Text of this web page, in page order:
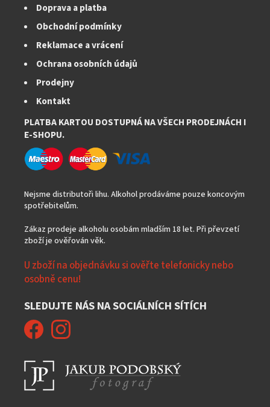
Doprava a platba
Obchodní podmínky
Reklamace a vrácení
Ochrana osobních údajů
Prodejny
Kontakt
PLATBA KARTOU DOSTUPNÁ NA VŠECH PRODEJNÁCH I
E-SHOPU.
Nejsme distributoři lihu. Alkohol prodáváme pouze koncovým
spotřebitelům.
Zákaz prodeje alkoholu osobám mladším 18 let. Při převzetí
zboží je ověřován věk.
U zboží na objednávku si ověřte telefonicky nebo
osobně cenu!
SLEDUJTE NÁS NA SOCIÁLNÍCH SÍTÍCH